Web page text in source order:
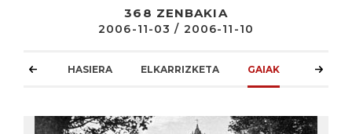
368 ZENBAKIA
2006-11-03 / 2006-11-10
HASIERA ELKARRIZKETA GAIAK